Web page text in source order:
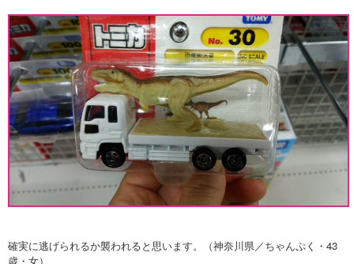
確実に逃げられるか襲われると思います。（神奈川県／ちゃんぷく・43
歳・女）